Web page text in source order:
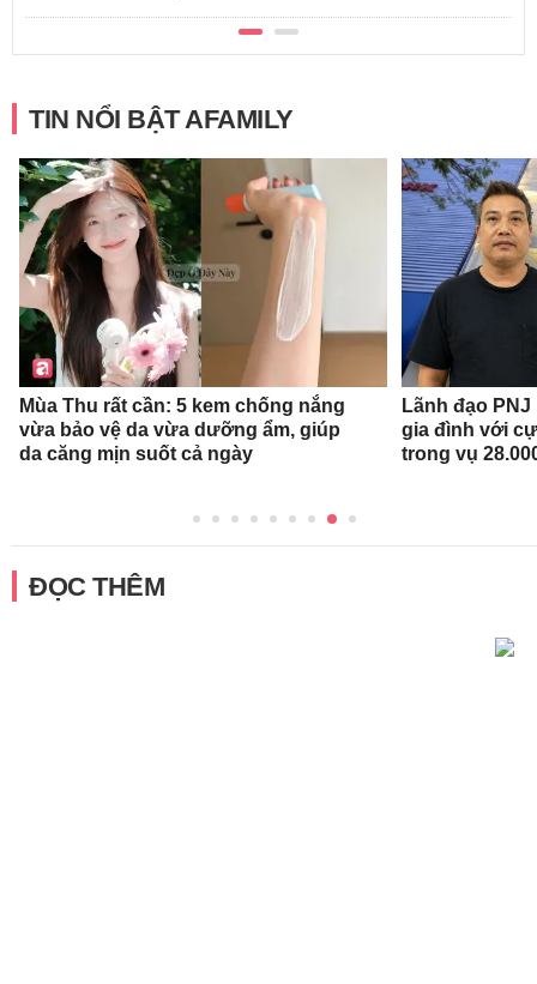
TIN NỔI BẬT AFAMILY
Mùa Thu rất cần: 5 kem chống nắng
vừa bảo vệ da vừa dưỡng ẩm, giúp
da căng mịn suốt cả ngày
Lãnh đạo
gia đình với
trong vụ
ĐỌC THÊM